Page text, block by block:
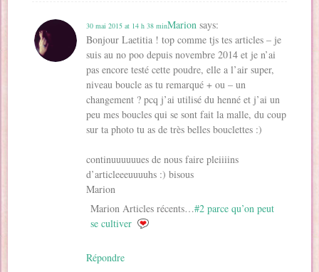
Marion says:
30 mai 2015 at 14 h 38 min
Bonjour Laetitia ! top comme tjs tes articles – je
suis au no poo depuis novembre 2014 et je n’ai
pas encore testé cette poudre, elle a l’air super,
niveau boucle as tu remarqué + ou – un
changement ? pcq j’ai utilisé du henné et j’ai un
peu mes boucles qui se sont fait la malle, du coup
sur ta photo tu as de très belles bouclettes :)
continuuuuuues de nous faire pleiiiins
d’articleeeuuuuhs :) bisous
Marion
Marion Articles récents…#2 parce qu’on peut
se cultiver
Répondre